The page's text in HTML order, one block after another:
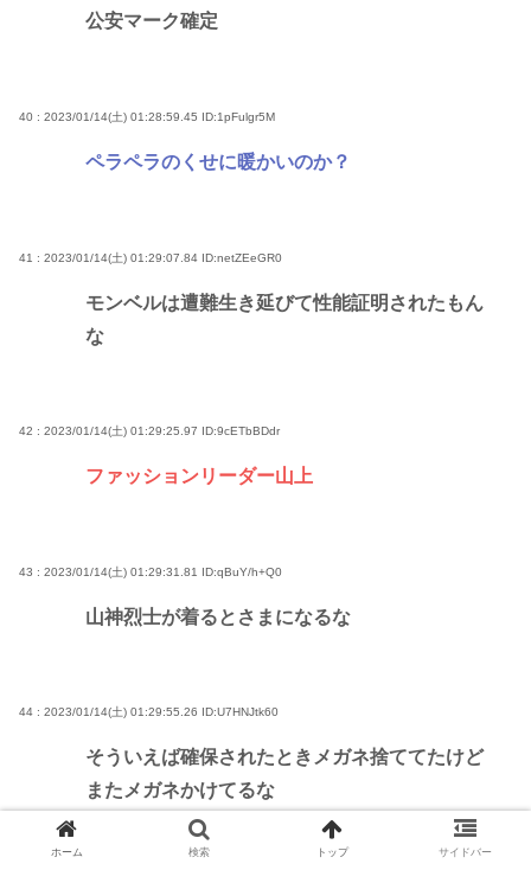
公安マーク確定
40 : 2023/01/14(土) 01:28:59.45 ID:1pFulgr5M
ペラペラのくせに暖かいのか？
41 : 2023/01/14(土) 01:29:07.84 ID:netZEeGR0
モンベルは遭難生き延びて性能証明されたもん
な
42 : 2023/01/14(土) 01:29:25.97 ID:9cETbBDdr
ファッションリーダー山上
43 : 2023/01/14(土) 01:29:31.81 ID:qBuY/h+Q0
山神烈士が着るとさまになるな
44 : 2023/01/14(土) 01:29:55.26 ID:U7HNJtk60
そういえば確保されたときメガネ捨ててたけど
またメガネかけてるな
ホーム 検索 トップ サイドバー